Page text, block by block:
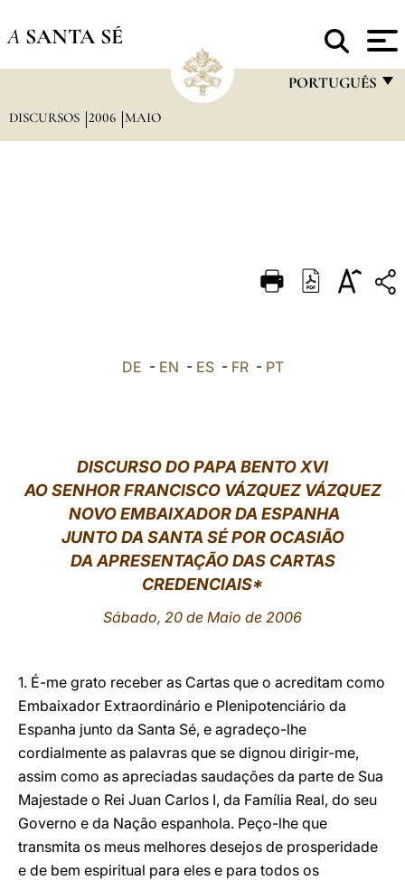
A SANTA SÉ
PORTUGUÊS
DEUTSCH
DISCURSOS 2006 MAIO
DE - EN - ES- FR- PT
DISCURSO DO PAPA BENTO XVI
AO SENHOR FRANCISCO VÁZQUEZ VÁZQUEZ
NOVO EMBAIXADOR DA ESPANHA
JUNTO DA SANTA SÉ POR OCASIÃO
DA APRESENTAÇÃO DAS CARTAS
CREDENCIAIS*
Sábado, 20 de Maio de 2006
1. É-me grato receber as Cartas que o acreditam como
Embaixador Extraordinário e Plenipotenciário da
Espanha junto da Santa Sé, e agradeço-lhe
cordialmente as palavras que se dignou dirigir-me,
assim como as apreciadas saudações da parte de Sua
Majestade o Rei Juan Carlos I, da Família Real, do seu
Governo e da Nação espanhola. Peço-lhe que
transmita os meus melhores desejos de prosperidade
e de bem espiritual para eles e para todos os